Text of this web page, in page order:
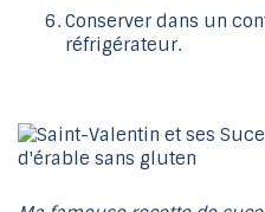
Conserver dans un
réfrigérateur.